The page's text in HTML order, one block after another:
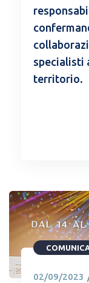
specialisti
territorio.
02/09/2023